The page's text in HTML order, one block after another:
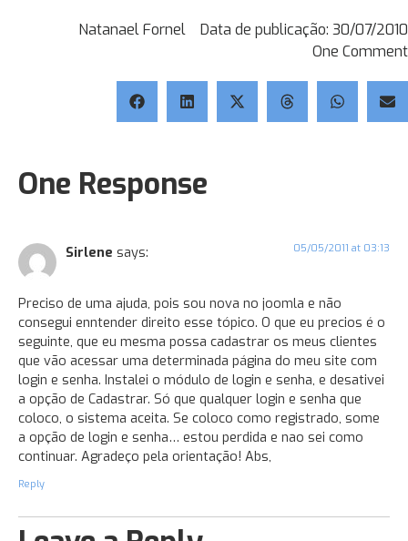
Natanael Fornel Data de publicação: 30/07/2010
One Comment
One Response
Sirlene says: 05/05/2011 at 03:13
Preciso de uma ajuda, pois sou nova no joomla e não
consegui enntender direito esse tópico. O que eu precios é o
seguinte, que eu mesma possa cadastrar os meus clientes
que vão acessar uma determinada página do meu site com
login e senha. Instalei o módulo de login e senha, e desativei
a opção de Cadastrar. Só que qualquer login e senha que
coloco, o sistema aceita. Se coloco como registrado, some
a opção de login e senha… estou perdida e nao sei como
continuar. Agradeço pela orientação! Abs,
Reply